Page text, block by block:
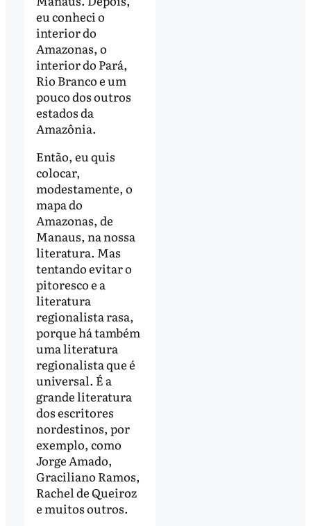
eu conheci o
interior do
Amazonas, o
interior do Pará,
Rio Branco e um
pouco dos outros
estados da
Amazônia.
Então, eu quis
colocar,
modestamente, o
mapa do
Amazonas, de
Manaus, na nossa
literatura. Mas
tentando evitar o
pitoresco e a
literatura
regionalista rasa,
porque há também
uma literatura
regionalista que é
universal. É a
grande literatura
dos escritores
nordestinos, por
exemplo, como
Jorge Amado,
Graciliano Ramos,
Rachel de Queiroz
e muitos outros.